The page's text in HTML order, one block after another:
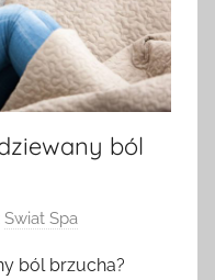
ból
Swiat Spa
ból brzucha?